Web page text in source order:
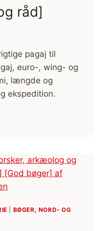
råd]
pagaj til
euro-, wing- og
længde og
ekspedition.
BØGER, NORD- OG